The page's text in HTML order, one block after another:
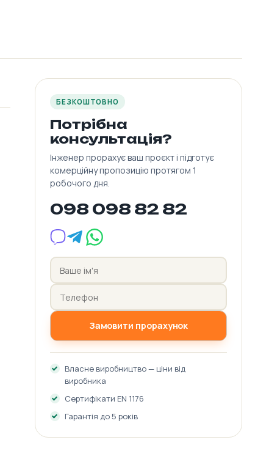
БЕЗКОШТОВНО
Потрібна
консультація?
Інженер прорахує ваш проєкт і підготує
комерційну пропозицію протягом 1
робочого дня.
098 098 82 82
Замовити прорахунок
Власне виробництво — ціни від
виробника
Сертифікати EN 1176
Гарантія до 5 років